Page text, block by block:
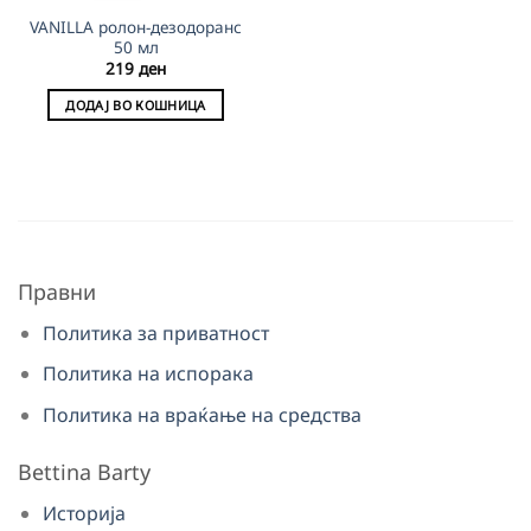
VANILLA ролон-дезодоранс
50 мл
219 ден
ДОДАЈ ВО КОШНИЦА
Правни
Политика за приватност
Политика на испорака
Политика на враќање на средства
Bettina Barty
Историја